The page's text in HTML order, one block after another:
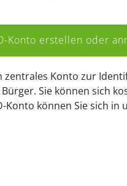
Konto erstellen oder
zentrales Konto zur
Sie können sich
Konto können Sie sich in